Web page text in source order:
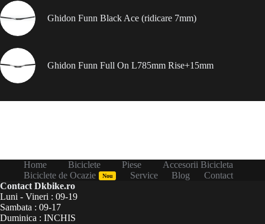
Ghidon Funn Black Ace (ridicare 7mm)
Ghidon Funn Full On L785mm Rise+15mm
Home Biciclete Piese
Accesorii Bicicleta
Biciclete de Ocazie
Nou Service Blog
Contact
Contact Dkbike.ro
Luni - Vineri : 09-19
Sambata : 09-17
Duminica : INCHIS